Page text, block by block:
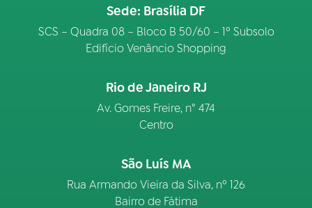
Sede: Brasília DF
SCS – Quadra 08 – Bloco B 50/60 – 1º Subsolo
Edifício Venâncio Shopping
Rio de Janeiro RJ
Av. Gomes Freire, n° 474
Centro
São Luís MA
Rua Armando Vieira da Silva, nº 126
Bairro de Fátima